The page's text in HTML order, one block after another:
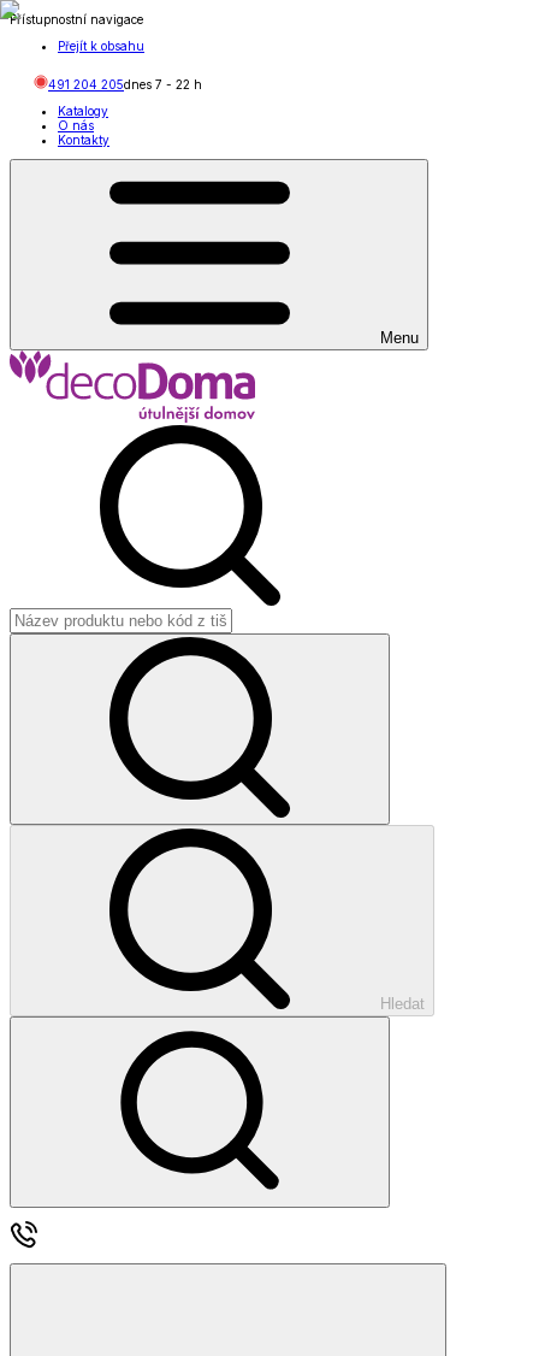
Přístupnostní navigace
Přejít k obsahu
491 204 205dnes 7 - 22 h
Katalogy
O nás
Kontakty
Menu
Hledat